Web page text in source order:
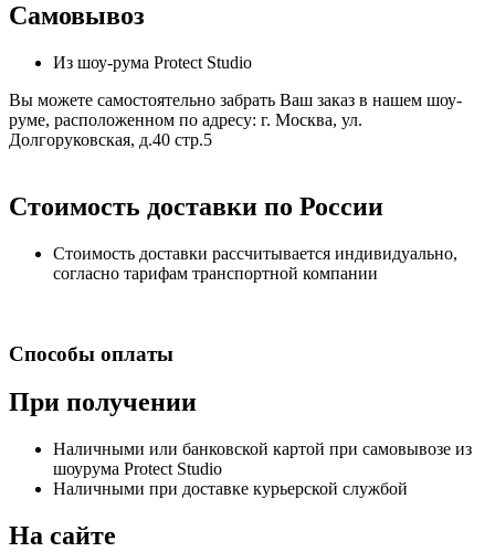
Самовывоз
Из шоу-рума Protect Studio
Вы можете самостоятельно забрать Ваш заказ в нашем шоу-
руме, расположенном по адресу: г. Москва, ул.
Долгоруковская, д.40 стр.5
Стоимость доставки по России
Стоимость доставки рассчитывается индивидуально,
согласно тарифам транспортной компании
Способы оплаты
При получении
Наличными или банковской картой при самовывозе из
шоурума Protect Studio
Наличными при доставке курьерской службой
На сайте